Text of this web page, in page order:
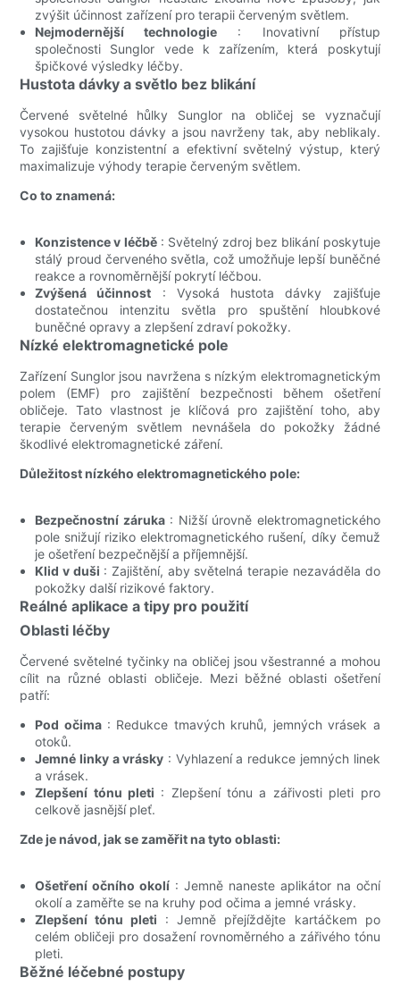
zvýšit účinnost zařízení pro terapii červeným světlem.
Nejmodernější technologie : Inovativní přístup
společnosti Sunglor vede k zařízením, která poskytují
špičkové výsledky léčby.
Hustota dávky a světlo bez blikání
Červené světelné hůlky Sunglor na obličej se vyznačují
vysokou hustotou dávky a jsou navrženy tak, aby neblikaly.
To zajišťuje konzistentní a efektivní světelný výstup, který
maximalizuje výhody terapie červeným světlem.
Co to znamená:
Konzistence v léčbě: Světelný zdroj bez blikání poskytuje
stálý proud červeného světla, což umožňuje lepší buněčné
reakce a rovnoměrnější pokrytí léčbou.
Zvýšená účinnost : Vysoká hustota dávky zajišťuje
dostatečnou intenzitu světla pro spuštění hloubkové
buněčné opravy a zlepšení zdraví pokožky.
Nízké elektromagnetické pole
Zařízení Sunglor jsou navržena s nízkým elektromagnetickým
polem (EMF) pro zajištění bezpečnosti během ošetření
obličeje. Tato vlastnost je klíčová pro zajištění toho, aby
terapie červeným světlem nevnášela do pokožky žádné
škodlivé elektromagnetické záření.
Důležitost nízkého elektromagnetického pole:
Bezpečnostní záruka: Nižší úrovně elektromagnetického
pole snižují riziko elektromagnetického rušení, díky čemuž
je ošetření bezpečnější a příjemnější.
Klid v duši : Zajištění, aby světelná terapie nezaváděla do
pokožky další rizikové faktory.
Reálné aplikace a tipy pro použití
Oblasti léčby
Červené světelné tyčinky na obličej jsou všestranné a mohou
cílit na různé oblasti obličeje. Mezi běžné oblasti ošetření
patří:
Pod očima: Redukce tmavých kruhů, jemných vrásek a
otoků.
Jemné linky a vrásky : Vyhlazení a redukce jemných linek
a vrásek.
Zlepšení tónu pleti : Zlepšení tónu a zářivosti pleti pro
celkově jasnější pleť.
Zde je návod, jak se zaměřit na tyto oblasti:
Ošetření očního okolí : Jemně naneste aplikátor na oční
okolí a zaměřte se na kruhy pod očima a jemné vrásky.
Zlepšení tónu pleti : Jemně přejíždějte kartáčkem po
celém obličeji pro dosažení rovnoměrného a zářivého tónu
pleti.
Běžné léčebné postupy